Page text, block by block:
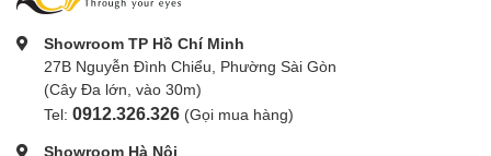
Showroom TP Hồ Chí Minh
27B Nguyễn Đình Chiểu, Phường Sài Gòn
(Cây Đa lớn, vào 30m)
Tel: 0912.326.326 (Gọi mua hàng)
Showroom Hà Nội